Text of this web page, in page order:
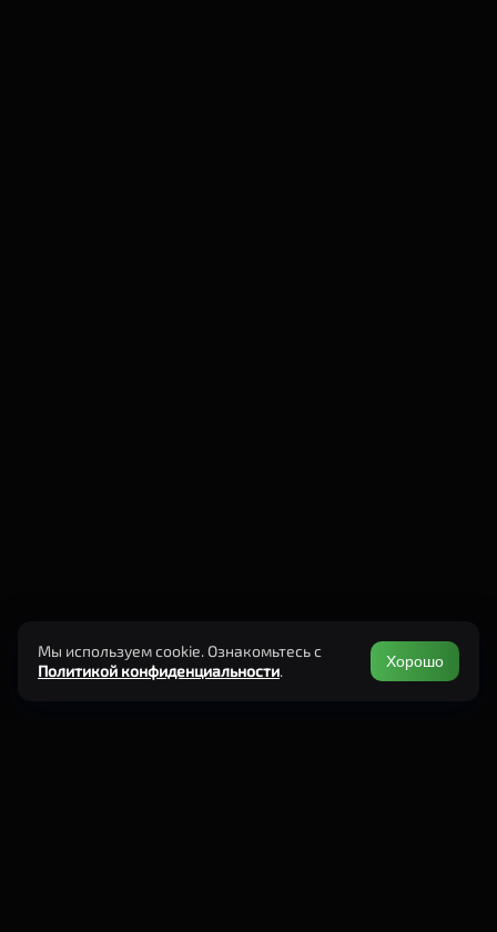
Мы используем cookie. Ознакомьтесь с
Политикой конфиденциальности. Хорошо